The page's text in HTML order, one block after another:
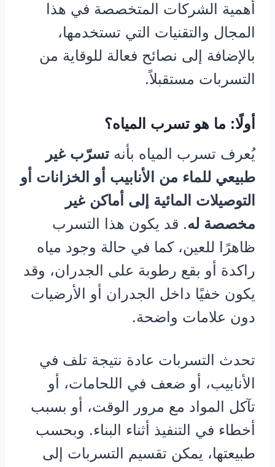
أهمية الشركات المتخصصة في هذا
المجال والتقنيات التي تستخدمها،
بالإضافة إلى نصائح فعالة للوقاية من
التسربات مستقبلاً.
أولًا: ما هو تسرب المياه؟
يُعرف تسرب المياه بأنه تسرّب غير
طبيعي للماء من الأنابيب أو الخزانات أو
التوصيلات المائية إلى أماكن غير
مخصصة له. قد يكون هذا التسرب
ظاهرًا للعين، كما في حالة وجود مياه
راكدة أو بقع رطوبة على الجدران، وقد
يكون خفيًا داخل الجدران أو الأرضيات
دون علامات واضحة.
تحدث التسربات عادة نتيجة تلف في
الأنابيب، أو ضعف في اللحامات، أو
تآكل المواد مع مرور الوقت، أو بسبب
أخطاء في التنفيذ أثناء البناء. وبحسب
طبيعتها، يمكن تقسيم التسربات إلى